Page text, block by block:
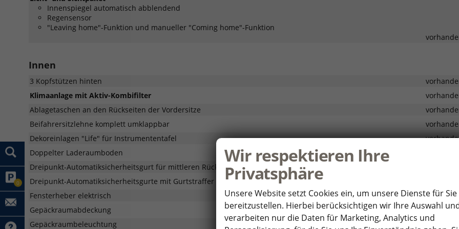
0
Innenspiegel automatisch abblendend
Regensensor
"Leaving home"-Funktion und manueller "Coming home"-Funktion
Innen
3 Kopfstützen hinten
Klimaanlage mit Aktiv-Kombifilter
Ablagetaschen an den Rückseiten der Vordersitze
Beifahrersitzlehne komplett umklappbar
Dekoreinlagen "Life" für Instrumententafel
Doppelter Laderaumboden
Dreipunkt-Automatiksicherheitsgurt für mittleren Rücksitzplatz
Dreipunkt-Automatiksicherheitsgurte mit Gurtstraffer für die äußeren Rücksitzplätze
Fensterheber elektrisch
vorhanden
Gepäckraumabdeckung
Gepäckraumbeleuchtung
vorhanden
Wir respektieren Ihre
Privatsphäre
Unsere Website setzt Cookies ein, um unsere Dienste für Sie
bereitzustellen. Hierbei berücksichtigen wir Ihre Auswahl
verarbeiten nur die Daten für Marketing, Analytics und